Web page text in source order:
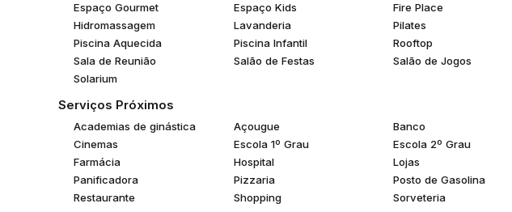
Espaço Gourmet
Espaço Kids Fire Place
Hidromassagem
Lavanderia Pilates
Piscina Aquecida
Piscina Infantil Rooftop
Sala de Reunião
Salão de Festas Salão de Jogos
Solarium
Serviços Próximos
Academias de ginástica Açougue Banco
Cinemas
Escola 1º Grau Escola 2º Grau
Farmácia
Hospital Lojas
Panificadora
Pizzaria Posto de Gasolina
Restaurante
Shopping Sorveteria